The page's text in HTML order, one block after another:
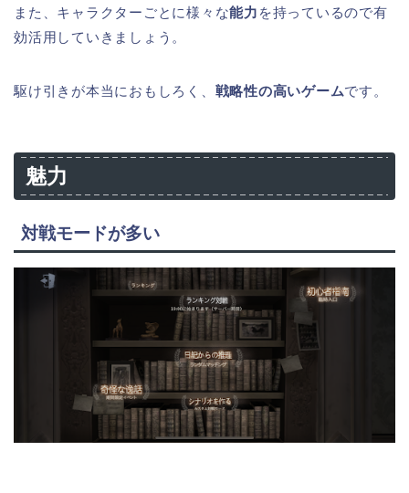
また、キャラクターごとに様々な能力 を持っているので有
効活用していきましょう。
駆け引きが本当におもしろく、 戦略性の高いゲームです。
魅力
対戦モードが多い